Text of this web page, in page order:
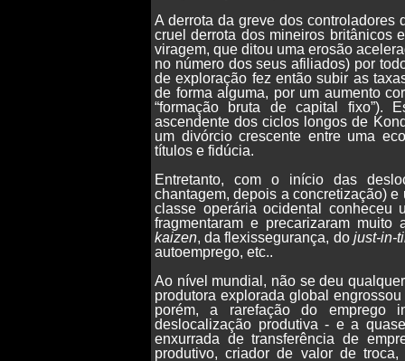
A derrota da greve dos controladores
cruel derrota dos mineiros britânicos
viragem, que ditou uma erosão
no número dos seus afiliados) por
de exploração fez então subir as
de forma alguma, por um aumento
“formação bruta de capital fixo”).
ascendente dos ciclos longos de
um divórcio crescente entre uma
títulos e fidúcia.
Entretanto, com o início das
chantagem, depois a concretização)
classe operária ocidental conheceu
fragmentaram e precarizaram muito
kaizen, da flexissegurança, do just-in-
autoemprego, etc..
Ao nível mundial, não se deu
produtora explorada global
porém, a rarefação do emprego
deslocalização produtiva - e a
enxurrada de transferência de
produtivo, criador de valor de